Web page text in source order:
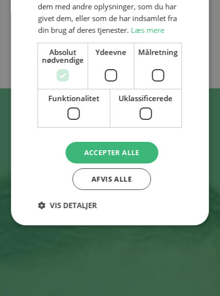
dem med andre oplysninger, som du har
givet dem, eller som de har indsamlet fra
din brug af deres tjenester. Læs mere
Absolut
nødvendige
Ydeevne Målretning
Funktionalitet Uklassificerede
ACCEPTER ALLE
AFVIS ALLE
VIS DETALJER